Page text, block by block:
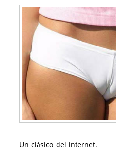
Un clásico del internet.